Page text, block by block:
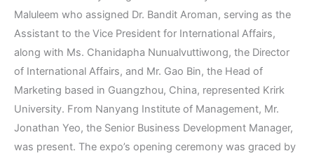
Maluleem who assigned Dr. Bandit Aroman, serving as the
Assistant to the Vice President for International Affairs,
along with Ms. Chanidapha Nunualvuttiwong, the Director
of International Affairs, and Mr. Gao Bin, the Head of
Marketing based in Guangzhou, China, represented Krirk
University. From Nanyang Institute of Management, Mr.
Jonathan Yeo, the Senior Business Development Manager,
was present. The expo’s opening ceremony was graced by